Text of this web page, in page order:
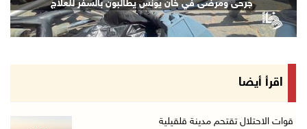
09/آب/2026 02:23 م
شاهين تودع السفير المصري وتثمن دور القاهرة ال ...
فضيتان وبرونزية لفلسطين في ثاني أيام بطولة ال ...
سلطات الاحتلال تقر باستشهاد الأسير ايهاب ديا ...
جرحى ومرضى في خان يونس يطالبون بالسفر للعلاج
اقرأ أيضا
قوات الاحتلال تقتحم مدينة قلقيلية